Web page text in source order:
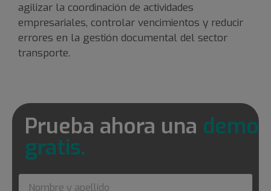
agilizar la coordinación de actividades
empresariales, controlar vencimientos y reducir
errores en la gestión documental del sector
transporte.
Prueba ahora una demo
gratis.